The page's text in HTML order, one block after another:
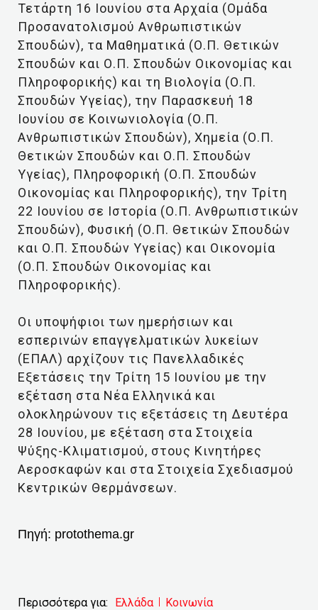
Τετάρτη 16 Ιουνίου στα Αρχαία (Ομάδα
Προσανατολισμού Ανθρωπιστικών
Σπουδών), τα Μαθηματικά (Ο.Π. Θετικών
Σπουδών και Ο.Π. Σπουδών Οικονομίας και
Πληροφορικής) και τη Βιολογία (Ο.Π.
Σπουδών Υγείας), την Παρασκευή 18
Ιουνίου σε Κοινωνιολογία (Ο.Π.
Ανθρωπιστικών Σπουδών), Χημεία (Ο.Π.
Θετικών Σπουδών και Ο.Π. Σπουδών
Υγείας), Πληροφορική (Ο.Π. Σπουδών
Οικονομίας και Πληροφορικής), την Τρίτη
22 Ιουνίου σε Ιστορία (Ο.Π. Ανθρωπιστικών
Σπουδών), Φυσική (Ο.Π. Θετικών Σπουδών
και Ο.Π. Σπουδών Υγείας) και Οικονομία
(Ο.Π. Σπουδών Οικονομίας και
Πληροφορικής).
Οι υποψήφιοι των ημερήσιων και
εσπερινών επαγγελματικών λυκείων
(ΕΠΑΛ) αρχίζουν τις Πανελλαδικές
Εξετάσεις την Τρίτη 15 Ιουνίου με την
εξέταση στα Νέα Ελληνικά και
ολοκληρώνουν τις εξετάσεις τη Δευτέρα
28 Ιουνίου, με εξέταση στα Στοιχεία
Ψύξης-Κλιματισμού, στους Κινητήρες
Αεροσκαφών και στα Στοιχεία Σχεδιασμού
Κεντρικών Θερμάνσεων.
Πηγή: protothema.gr
Περισσότερα για: Ελλάδα Κοινωνία